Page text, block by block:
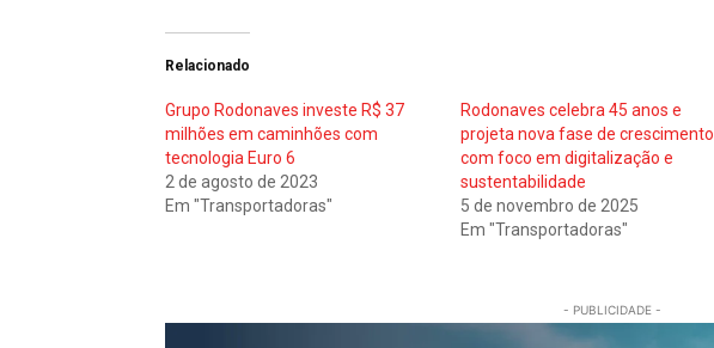
Relacionado
Grupo Rodonaves investe R$ 37
milhões em caminhões com
tecnologia Euro 6
2 de agosto de 2023
Em "Transportadoras"
Rodonaves celebra 45 anos e
projeta nova fase de crescimento
com foco em digitalização e
sustentabilidade
5 de novembro de 2025
Em "Transportadoras"
- PUBLICIDADE -